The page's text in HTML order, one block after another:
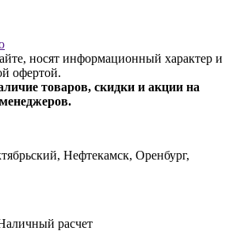
носят информационный характер и
офертой.
товаров, скидки и акции на
Нефтекамск, Оренбург,
расчет